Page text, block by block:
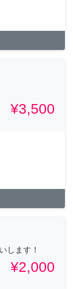
¥3,500
します！
¥2,000